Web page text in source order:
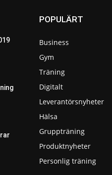
POPULÄRT
Business
Gym
Träning
Digitalt
Leverantörsnyheter
Hälsa
Gruppträning
Produktnyheter
Personlig träning